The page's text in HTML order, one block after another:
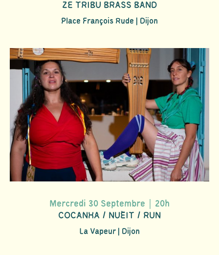
ZE TRIBU BRASS BAND
Place François Rude | Dijon
Mercredi 30 Septembre｜20h
COCANHA / NUÈIT / RUN
La Vapeur | Dijon